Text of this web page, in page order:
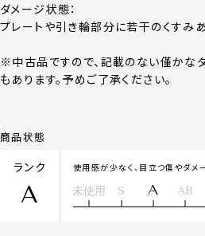
ダメージ状態：
プレートや引き輪部分に若干のくすみ
※中古品ですので、記載のない僅かな
もあります。予めご了承ください。
商品状態
ランク
A
使用感が少なく、目立つ傷やダメ
未使用 S A AB